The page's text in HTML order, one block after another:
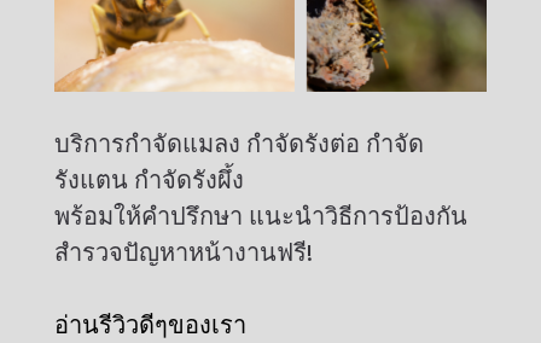
บริการกำจัดแมลง กำจัดรังต่อ กำจัด
รังแตน กำจัดรังผึ้ง
พร้อมให้คำปรึกษา แนะนำวิธีการป้องกัน
สำรวจปัญหาหน้างานฟรี!
อ่านรีวิวดีๆของเรา